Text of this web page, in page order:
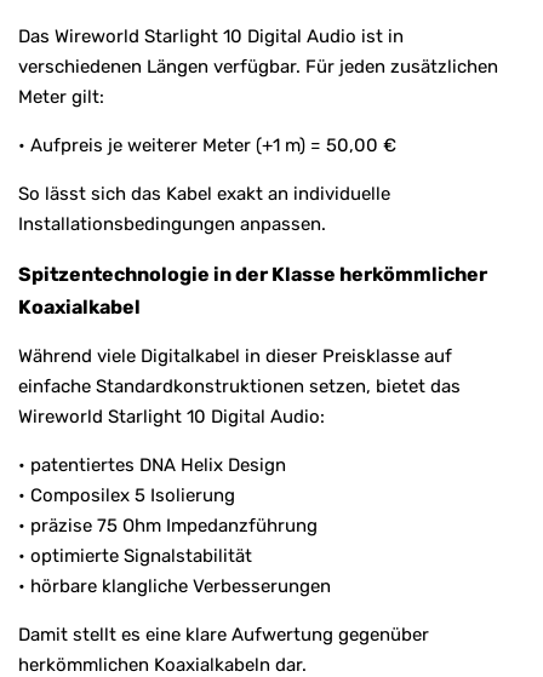
Das Wireworld Starlight 10 Digital Audio ist in
verschiedenen Längen verfügbar. Für jeden zusätzlichen
Meter gilt:
• Aufpreis je weiterer Meter (+1 m) = 50,00 €
So lässt sich das Kabel exakt an individuelle
Installationsbedingungen anpassen.
Spitzentechnologie in der Klasse herkömmlicher
Koaxialkabel
Während viele Digitalkabel in dieser Preisklasse auf
einfache Standardkonstruktionen setzen, bietet das
Wireworld Starlight 10 Digital Audio:
• patentiertes DNA Helix Design
• Composilex 5 Isolierung
• präzise 75 Ohm Impedanzführung
• optimierte Signalstabilität
• hörbare klangliche Verbesserungen
Damit stellt es eine klare Aufwertung gegenüber
herkömmlichen Koaxialkabeln dar.